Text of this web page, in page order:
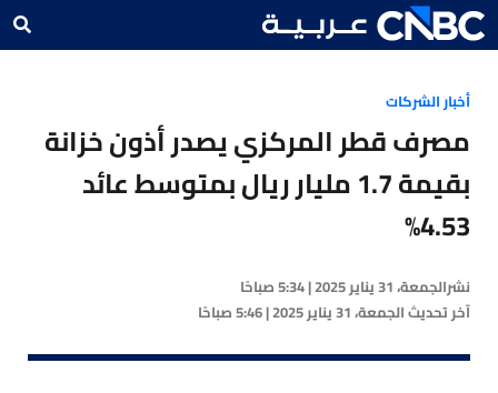
أخبار الشركات
مصرف قطر المركزي يصدر أذون خزانة
بقيمة 1.7 مليار ريال بمتوسط عائد
4.53%
نشرالجمعة، 31 يناير 2025 | 5:34 صباحًا
آخر تحديثالجمعة، 31 يناير 2025 | 5:46 صباحًا